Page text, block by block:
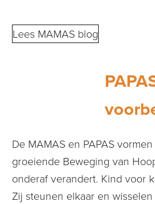
Lees MAMAS blog
De MAMAS en PAPAS
groeiende Beweging van
onderaf verandert. Kind voor
Zij steunen elkaar en